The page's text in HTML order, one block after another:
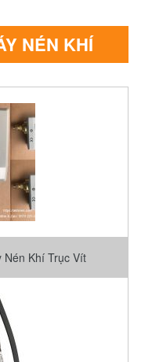
NÉN KHÍ
Nén Khí Trục Vít